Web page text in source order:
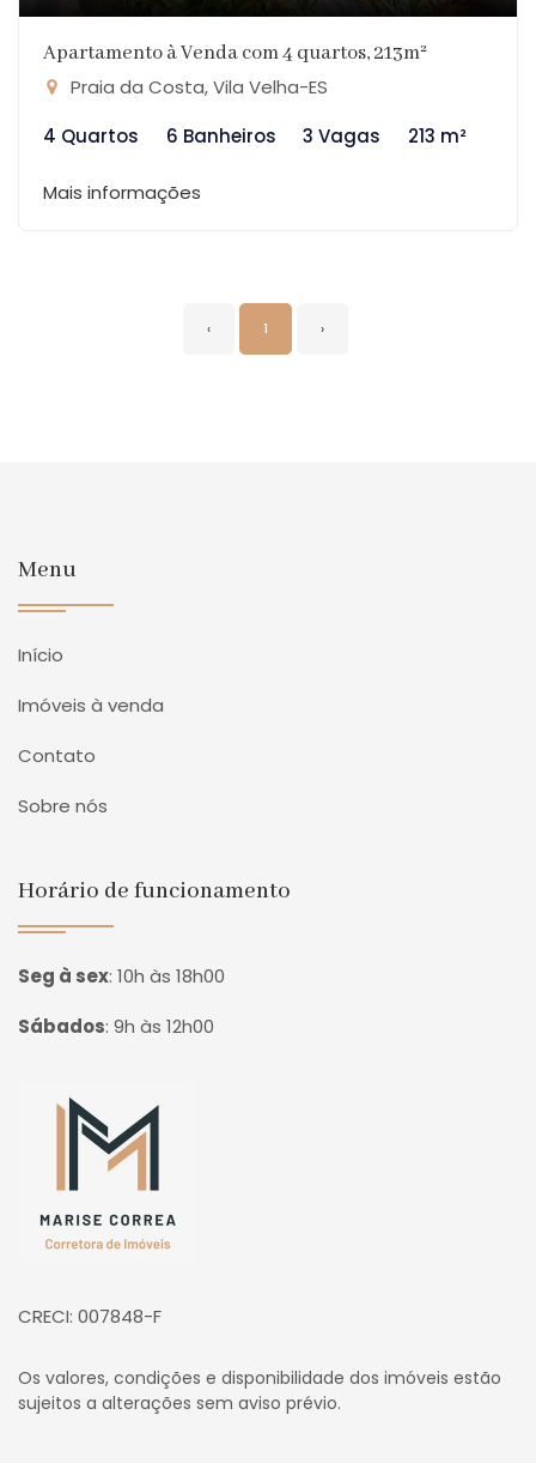
Apartamento à Venda com 4 quartos, 213m²
Praia da Costa, Vila Velha-ES
4 Quartos
6 Banheiros 3 Vagas 213 m²
Mais informações
‹ 1 ›
Menu
Início
Imóveis à venda
Contato
Sobre nós
Horário de funcionamento
Seg à sex: 10h às 18h00
Sábados: 9h às 12h00
Página inicial
CRECI: 007848-F
Os valores, condições e disponibilidade dos imóveis estão
sujeitos a alterações sem aviso prévio.